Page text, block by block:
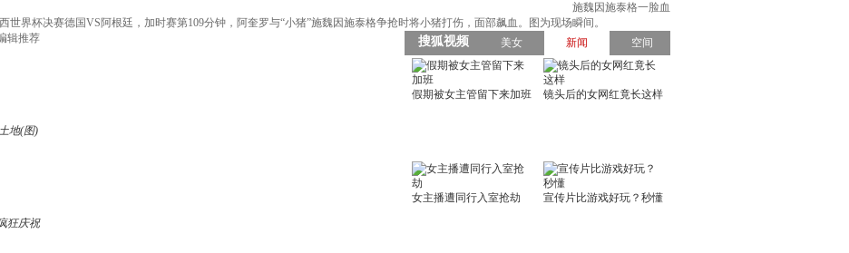
施魏因施泰格一脸血
世界杯决赛德国VS阿根廷，加时赛第109分钟，阿奎罗与“小猪”施魏因施泰格争抢时将小猪打伤，面部飙血。图为现场瞬间。
辑推荐
地(图)
狂庆祝